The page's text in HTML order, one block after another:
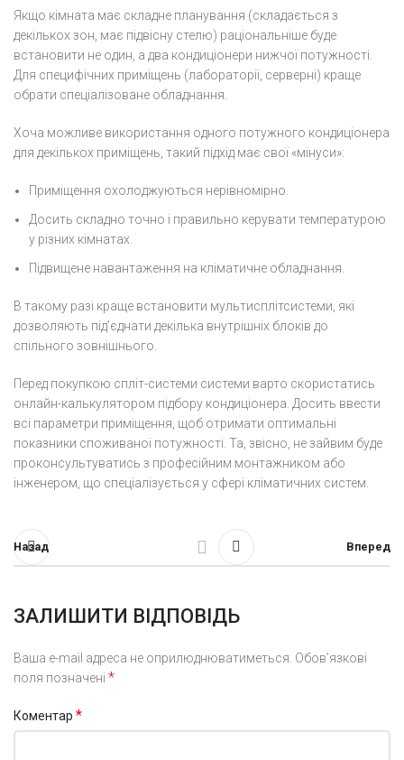
Якщо кімната має складне планування (складається з
декількох зон, має підвісну стелю) раціональніше буде
встановити не один, а два кондиціонери нижчої потужності.
Для специфічних приміщень (лабораторії, серверні) краще
обрати спеціалізоване обладнання.
Хоча можливе використання одного потужного кондиціонера
для декількох приміщень, такий підхід має свої «мінуси»:
Приміщення охолоджуються нерівномірно.
Досить складно точно і правильно керувати температурою
у різних кімнатах.
Підвищене навантаження на кліматичне обладнання.
В такому разі краще встановити мультисплітсистеми, які
дозволяють під’єднати декілька внутрішніх блоків до
спільного зовнішнього.
Перед покупкою спліт-системи системи варто скористатись
онлайн-калькулятором підбору кондиціонера. Досить ввести
всі параметри приміщення, щоб отримати оптимальні
показники споживаної потужності. Та, звісно, не зайвим буде
проконсультуватись з професійним монтажником або
інженером, що спеціалізується у сфері кліматичних систем.
Назад Вперед
ЗАЛИШИТИ ВІДПОВІДЬ
Ваша e-mail адреса не оприлюднюватиметься. Обов’язкові
поля позначені *
Коментар *